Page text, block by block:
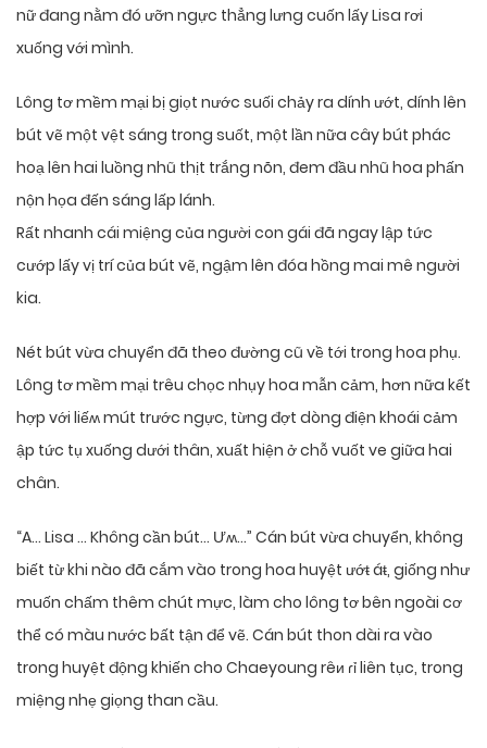
nữ đang nằm đó ưỡn ngực thẳng lưng cuốn lấy Lisa rơi
xuống với mình.
Lông tơ mềm mại bị giọt nước suối chảy ra dính ướt, dính lên
bút vẽ một vệt sáng trong suốt, một lần nữa cây bút phác
hoạ lên hai luồng nhũ thịt trắng nõn, đem đầu nhũ hoa phấn
nộn họa đến sáng lấp lánh.
Rất nhanh cái miệng của người con gái đã ngay lập tức
cướp lấy vị trí của bút vẽ, ngậm lên đóa hồng mai mê người
kia.
Nét bút vừa chuyển đã theo đường cũ về tới trong hoa phụ.
Lông tơ mềm mại trêu chọc nhụy hoa mẫn cảm, hơn nữa kết
hợp với liếʍ mút trước ngực, từng đợt dòng điện khoái cảm
ập tức tụ xuống dưới thân, xuất hiện ở chỗ vuốt ve giữa hai
chân.
“A… Lisa … Không cần bút… Ưʍ…” Cán bút vừa chuyển, không
biết từ khi nào đã cắm vào trong hoa huyệt ướŧ áŧ, giống như
muốn chấm thêm chút mực, làm cho lông tơ bên ngoài cơ
thể có màu nước bất tận để vẽ. Cán bút thon dài ra vào
trong huyệt động khiến cho Chaeyoung rêи ɾỉ liên tục, trong
miệng nhẹ giọng than cầu.